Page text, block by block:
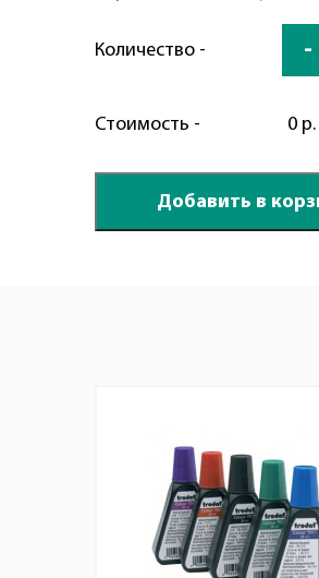
Количество - -
Стоимость - 0 р.